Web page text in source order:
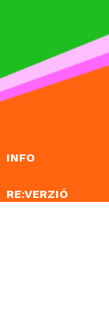
INFO
RE:VERZIÓ